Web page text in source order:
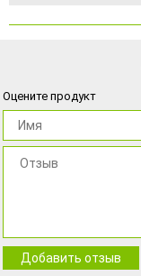
Оцените продукт
Добавить отзыв